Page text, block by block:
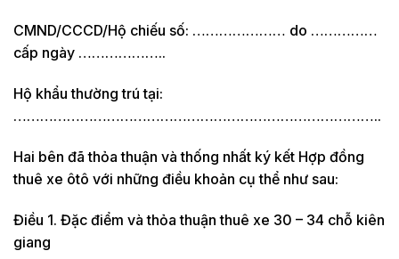
CMND/CCCD/Hộ chiếu số: ………………… do ……………
cấp ngày ………………..
Hộ khẩu thường trú tại:
………………………………………………………………………..
Hai bên đã thỏa thuận và thống nhất ký kết Hợp đồng
thuê xe ôtô với những điều khoản cụ thể như sau:
Điều 1. Đặc điểm và thỏa thuận thuê xe 30 – 34 chỗ kiên
giang